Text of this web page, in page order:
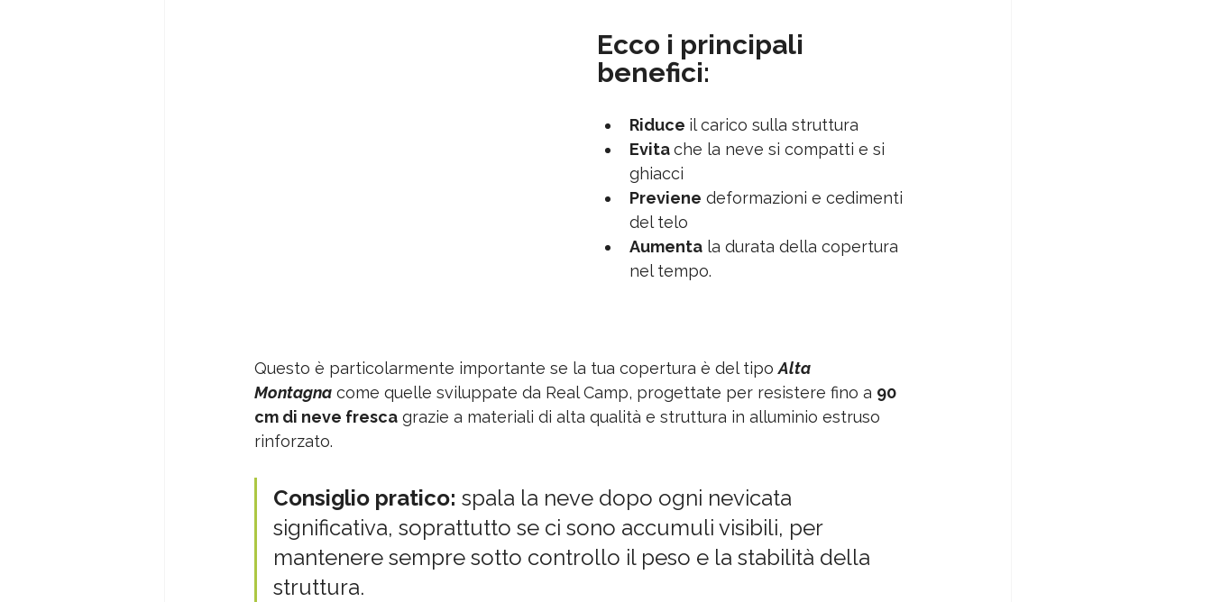
Ecco i principali
benefici:
Riduce il carico sulla struttura
Evita che la neve si compatti e si
ghiacci
Previene deformazioni e cedimenti
del telo
Aumenta la durata della copertura
nel tempo.
Questo è particolarmente importante se la tua copertura è del tipo Alta
Montagna come quelle sviluppate da Real Camp, progettate per resistere fino a 90
cm di neve fresca grazie a materiali di alta qualità e struttura in alluminio estruso
rinforzato.
Consiglio pratico: spala la neve dopo ogni nevicata
significativa, soprattutto se ci sono accumuli visibili, per
mantenere sempre sotto controllo il peso e la stabilità della
struttura.